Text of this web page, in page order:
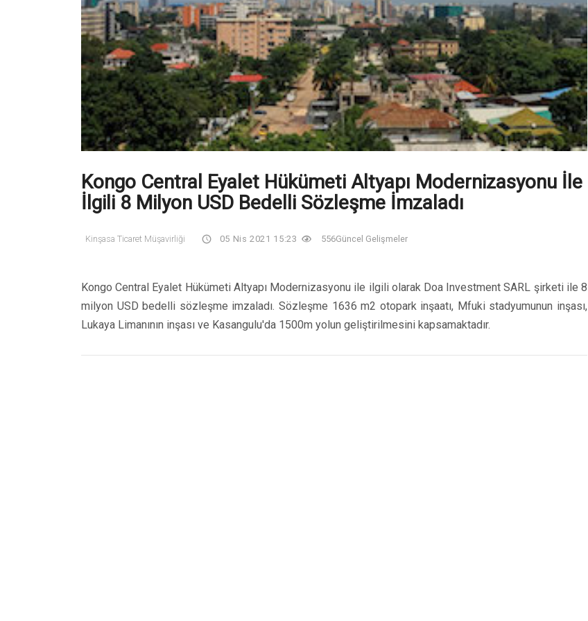
Kongo Central Eyalet Hükümeti Altyapı Modernizasyonu İle
İlgili 8 Milyon USD Bedelli Sözleşme İmzaladı
Kinşasa Ticaret Müşavirliği 05 Nis 2021 15:23 556Güncel Gelişmeler
Kongo Central Eyalet Hükümeti Altyapı Modernizasyonu ile ilgili olarak Doa Investment SARL şirketi ile 8
milyon USD bedelli sözleşme imzaladı. Sözleşme 1636 m2 otopark inşaatı, Mfuki stadyumunun inşası,
Lukaya Limanının inşası ve Kasangulu'da 1500m yolun geliştirilmesini kapsamaktadır.